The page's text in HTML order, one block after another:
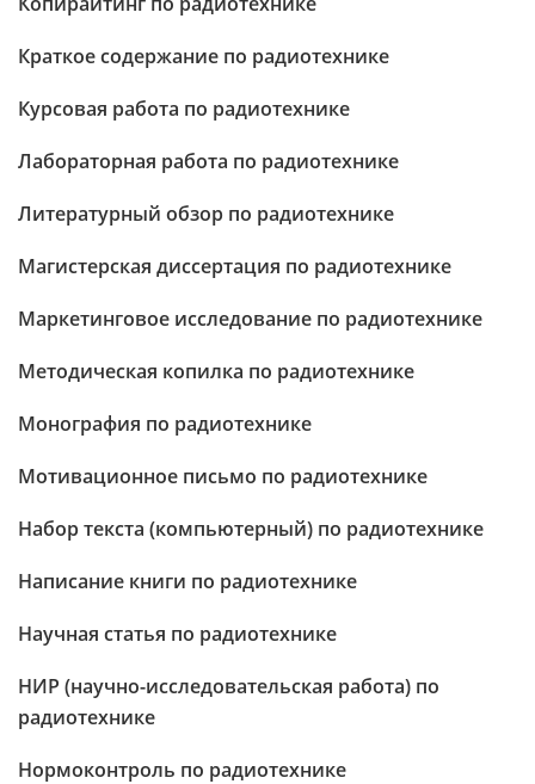
Краткое содержание по радиотехнике
Курсовая работа по радиотехнике
Лабораторная работа по радиотехнике
Литературный обзор по радиотехнике
Магистерская диссертация по радиотехнике
Маркетинговое исследование по радиотехнике
Методическая копилка по радиотехнике
Монография по радиотехнике
Мотивационное письмо по радиотехнике
Набор текста (компьютерный) по радиотехнике
Написание книги по радиотехнике
Научная статья по радиотехнике
НИР (научно-исследовательская работа) по
радиотехнике
Нормоконтроль по радиотехнике